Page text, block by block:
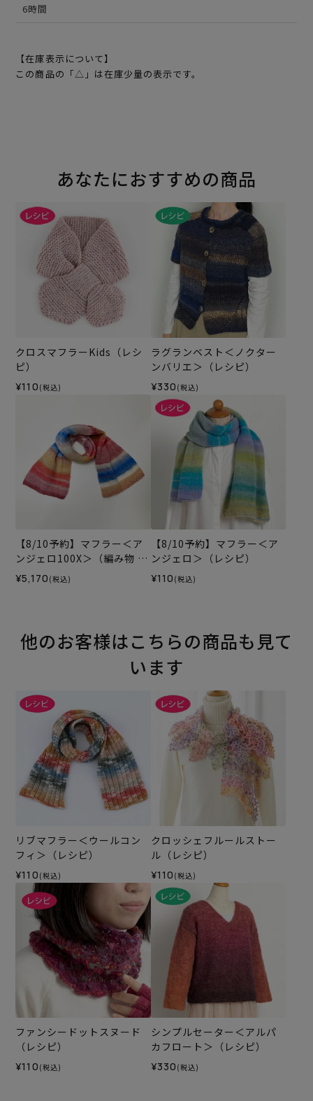
6時間
【在庫表示について】
この商品の「△」は在庫少量の表示です。
あなたにおすすめの商品
クロスマフラーKids（レシ
ピ）
¥110 (税込)
ラグランベスト＜ノクター
ンバリエ＞（レシピ）
¥330 (税込)
【8/10予約】マフラー＜ア
ンジェロ100X＞（編み物 材
料セット）
¥5,170 (税込)
【8/10予約】マフラー＜ア
ンジェロ＞（レシピ）
¥110 (税込)
他のお客様はこちらの商品も見て
います
リブマフラー＜ウールコン
フィ＞（レシピ）
¥110 (税込)
クロッシェフルールストー
ル（レシピ）
¥110 (税込)
ファンシードットスヌード
（レシピ）
¥110 (税込)
シンプルセーター＜アルパ
カフロート＞（レシピ）
¥330 (税込)